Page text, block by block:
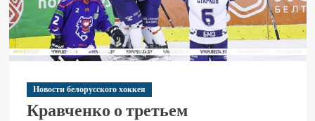
Новости белорусского хоккея
Кравченко о третьем